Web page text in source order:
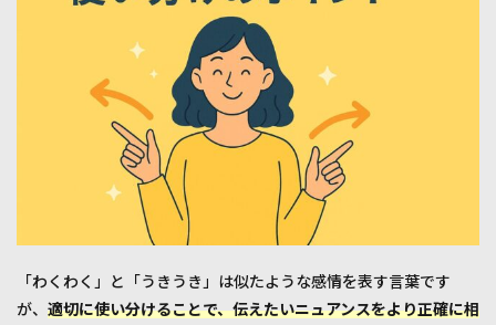
「わくわく」と「うきうき」は似たような感情を表す言葉です
が、 適切に使い分けることで、伝えたいニュアンスをより正確に相